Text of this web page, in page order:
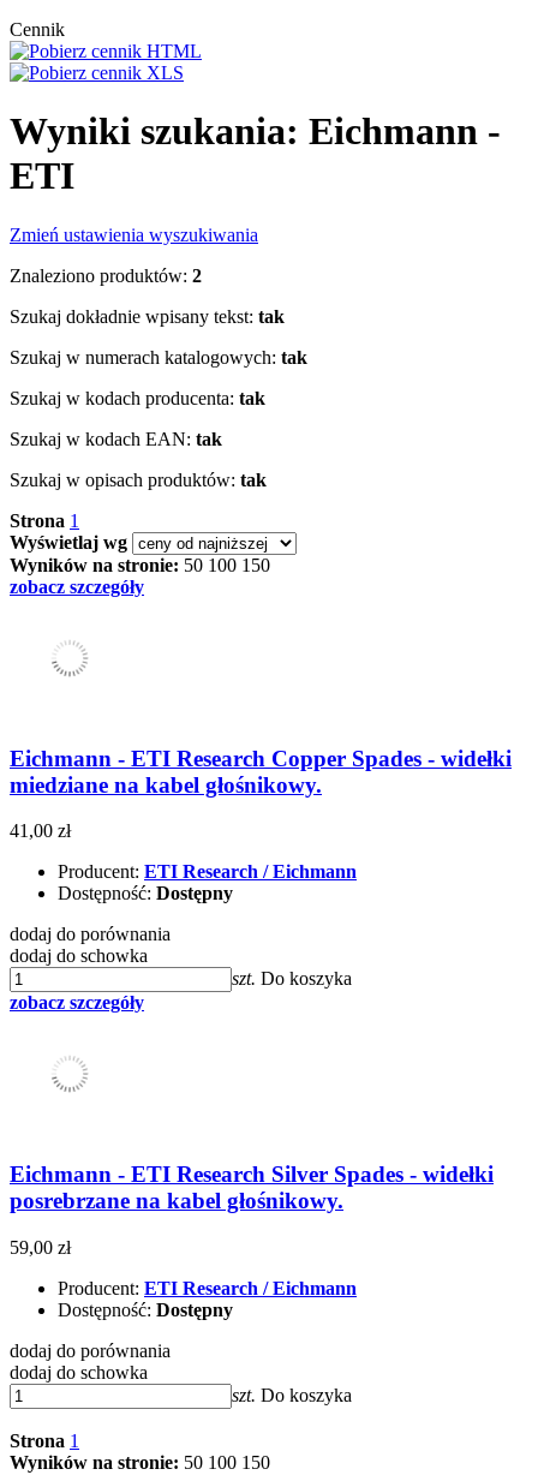
Cennik
Wyniki szukania: Eichmann -
ETI
Zmień ustawienia wyszukiwania
Znaleziono produktów: 2
Szukaj dokładnie wpisany tekst: tak
Szukaj w numerach katalogowych: tak
Szukaj w kodach producenta: tak
Szukaj w kodach EAN: tak
Szukaj w opisach produktów: tak
Strona 1
Wyświetlaj wg
Wyników na stronie: 50 100 150
zobacz szczegóły
Eichmann - ETI Research Copper Spades - widełki
miedziane na kabel głośnikowy.
41,00 zł
Producent: ETI Research / Eichmann
Dostępność: Dostępny
dodaj do porównania
dodaj do schowka
szt. Do koszyka
zobacz szczegóły
Eichmann - ETI Research Silver Spades - widełki
posrebrzane na kabel głośnikowy.
59,00 zł
Producent: ETI Research / Eichmann
Dostępność: Dostępny
dodaj do porównania
dodaj do schowka
szt. Do koszyka
Strona 1
Wyników na stronie: 50 100 150